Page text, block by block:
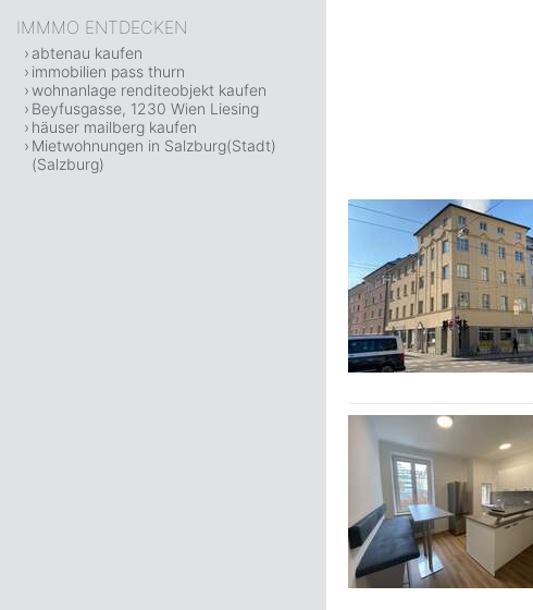
IMMMO ENTDECKEN
abtenau kaufen
immobilien pass thurn
wohnanlage renditeobjekt kaufen
Beyfusgasse, 1230 Wien Liesing
häuser mailberg kaufen
Mietwohnungen in Salzburg(Stadt)
(Salzburg)